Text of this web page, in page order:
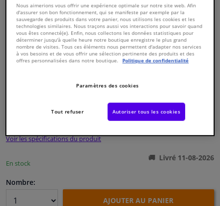
Fenêtres & accessoires
Intérieur & ameublement
0325084
ADC43034
TTC
Voir les spécifications du produit
En stock
Livré 11-08-2026
Nombre:
AJOUTER AU PANIER
Nous aimerions vous offrir une expérience optimale sur notre site web. Afin
d'assurer son bon fonctionnement, qui se manifeste par exemple par la
sauvegarde des produits dans votre panier, nous utilisons les cookies et les
technologies similaires. Nous traçons aussi vos interactions pour savoir quand
vous êtes connecté(e). Enfin, nous collectons les données statistiques pour
déterminer jusqu'à quelle heure notre boutique enregistre le plus grand
nombre de visites. Tous ces éléments nous permettent d'adapter nos services
à vos besoins et de vous offrir une sélection pertinente des produits et des
offres personnalisées dans notre boutique.
Politique de confidentialité
Paramètres des cookies
Tout refuser Autoriser tous les cookies